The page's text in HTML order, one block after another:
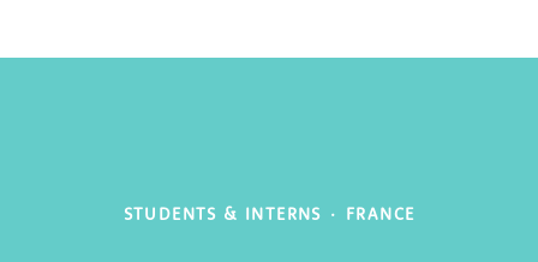
STUDENTS & INTERNS · FRANCE